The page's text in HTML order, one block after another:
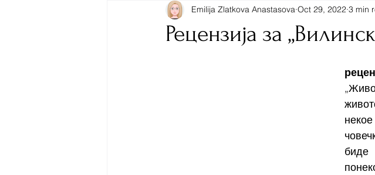
Рецензија за
Emilija Zlatkova Anastasova Oct 29, 2022 3 min